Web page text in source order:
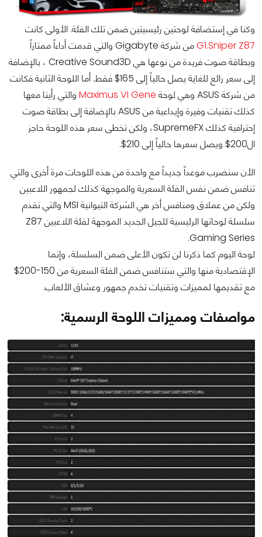
وكنا في إستضافة لوحتين رئيسيتين ضمن تلك الفئة. الأولى كانت
G1.Sniper Z87
من شركة Gigabyte والتي قدمت أداءاً ممتازاً
وبطاقة صوت فريدة من نوعها هي Creative Sound3D ، بالإضافة
إلى سعر رائع للغاية يصل حالياً إلى 165$ فقط. أما اللوحة الثانية فكانت
من شركة ASUS وهي لوحة
Maximus VI Gene والتي رأينا معها
كذلك تقنيات وفيرة وإيداعية من ASUS بالإضافة إلى بطاقة صوت
إحترافية كذلك SupremeFX، ولكن تخطى سعر هذه اللوحة حاجز
ال200$ ويصل سعرها حالياً إلى 210$.
الأن سنضرب موعداً جديداً مع واحدة من هذه اللوحات مرة أخرى والتي
تنافس ضمن نفس الفئة السعرية والموجهة كذلك لجمهور اللاعبين
ولكن من عملاق ومنافس أخر هي الشركة التيوانية MSI والتي تقدم
سلسلة لوحاتها الرئيسية للجيل الجديد الموجهة لفئة اللاعبين Z87
Gaming Series.
لوحة اليوم كما ذكرنا لن تكون الأعلى ضمن السلسلة، وإنما
الإقتصادية منها والتي ستنافس ضمن الفئة السعرية من 150-200$
مع تقديمها لمميزات وتقنيات تخدم جمهور وعشاق الألعاب.
مواصفات ومميزات اللوحة الرسمية: